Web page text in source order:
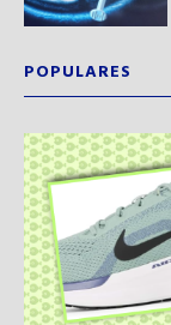
POPULARES